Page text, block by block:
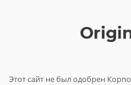
Этот сайт не был одобрен